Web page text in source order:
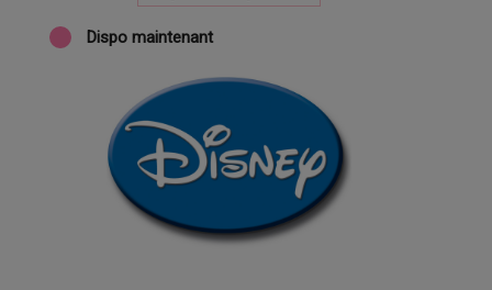
Dispo maintenant